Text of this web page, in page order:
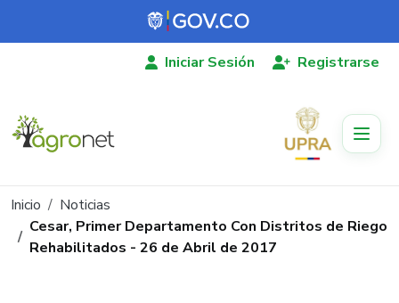
Pasar al contenido principal
Iniciar Sesión Registrarse
Ruta de navegación
Inicio
Noticias
Cesar, Primer Departamento Con Distritos de Riego
Rehabilitados - 26 de Abril de 2017